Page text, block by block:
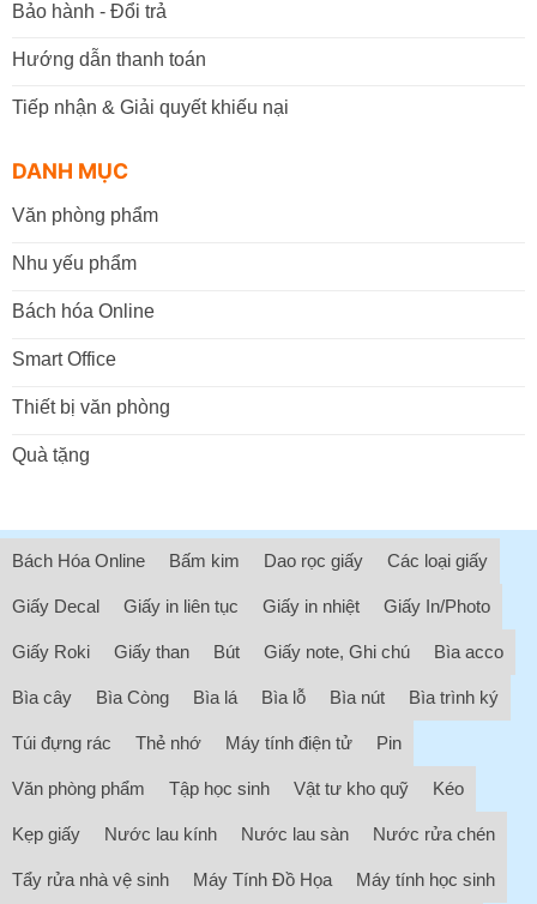
Bảo hành - Đổi trả
Hướng dẫn thanh toán
Tiếp nhận & Giải quyết khiếu nại
DANH MỤC
Văn phòng phẩm
Nhu yếu phẩm
Bách hóa Online
Smart Office
Thiết bị văn phòng
Quà tặng
Bách Hóa Online Bấm kim Dao rọc giấy Các loại giấy
Giấy Decal Giấy in liên tục Giấy in nhiệt Giấy In/Photo
Giấy Roki Giấy than Bút Giấy note, Ghi chú Bìa acco
Bìa cây Bìa Còng Bìa lá Bìa lỗ Bìa nút Bìa trình ký
Túi đựng rác Thẻ nhớ Máy tính điện tử Pin
Văn phòng phẩm Tập học sinh Vật tư kho quỹ Kéo
Kẹp giấy Nước lau kính Nước lau sàn Nước rửa chén
Tẩy rửa nhà vệ sinh Máy Tính Đồ Họa Máy tính học sinh